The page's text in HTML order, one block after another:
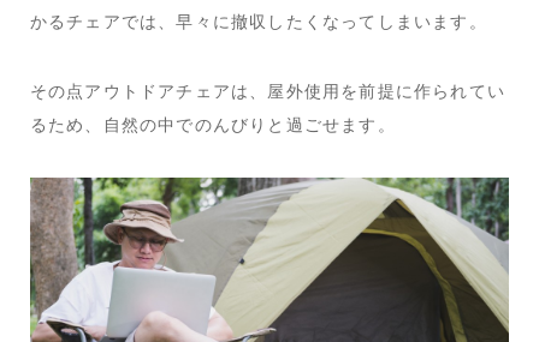
かるチェアでは、早々に撤収したくなってしまいます。
その点アウトドアチェアは、屋外使用を前提に作られてい
るため、自然の中でのんびりと過ごせます。